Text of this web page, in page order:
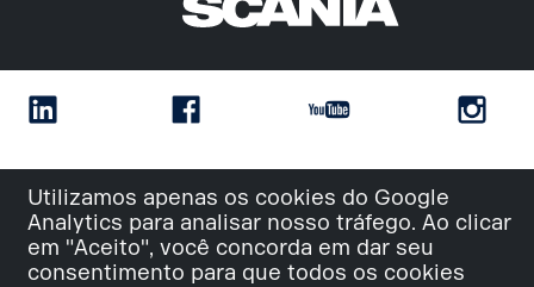
Utilizamos apenas os cookies do Google
Analytics para analisar nosso tráfego. Ao clicar
em "Aceito", você concorda em dar seu
consentimento para que todos os cookies